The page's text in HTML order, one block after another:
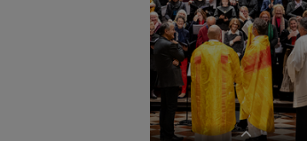
Sendungsfeier ReligionslehrerInnen